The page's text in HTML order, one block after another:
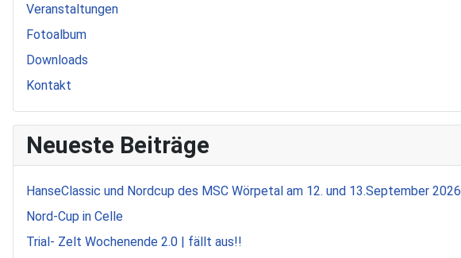
Veranstaltungen
Fotoalbum
Downloads
Kontakt
Neueste Beiträge
HanseClassic und Nordcup des MSC Wörpetal am 12. und 13.September 2026
Nord-Cup in Celle
Trial- Zelt Wochenende 2.0 | fällt aus!!